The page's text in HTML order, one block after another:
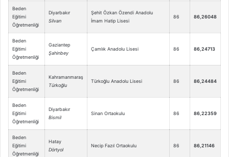
Beden
Eğitimi
Öğretmenliği
Diyarbakır
Silvan
Şehit Özkan Özendi Anadolu
İmam Hatip Lisesi
86 86,26048
Beden
Eğitimi
Öğretmenliği
Gaziantep
Şahinbey
Çamlık Anadolu Lisesi 86 86,24713
Beden
Eğitimi
Öğretmenliği
Kahramanmaraş
Türkoğlu
Türkoğlu Anadolu Lisesi 86 86,24484
Beden
Eğitimi
Öğretmenliği
Diyarbakır
Bismil
Sinan Ortaokulu 86 86,22359
Beden
Eğitimi
Öğretmenliği
Hatay
Dörtyol
Necip Fazıl Ortaokulu 86 86,21146